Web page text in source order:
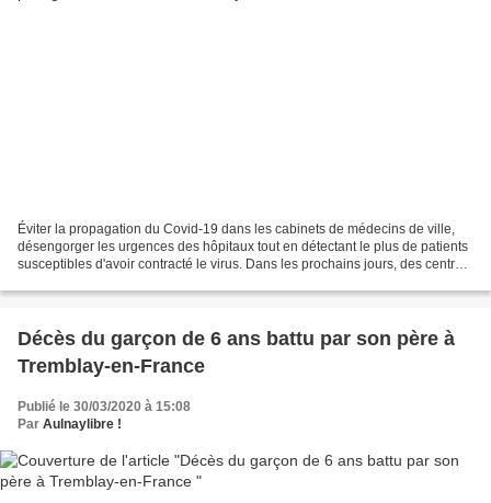
Éviter la propagation du Covid-19 dans les cabinets de médecins de ville,
désengorger les urgences des hôpitaux tout en détectant le plus de patients
susceptibles d'avoir contracté le virus. Dans les prochains jours, des centres
Décès du garçon de 6 ans battu par son père à
Tremblay-en-France
Publié le 30/03/2020 à 15:08
Par Aulnaylibre !